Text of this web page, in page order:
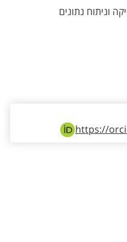
וניתוח נתונים
https://